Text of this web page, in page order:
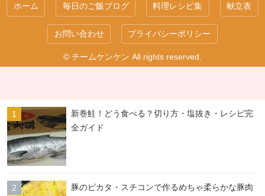
ホーム 毎日のご飯ブログ 料理レシピ集 献立表
お問い合わせ プライバシーポリシー
© チームケンケン All rights reserved.
新巻鮭！どう食べる？切り方・塩抜き・レシピ完
全ガイド
豚のピカタ・スチコンで作るめちゃ柔らかな豚肉